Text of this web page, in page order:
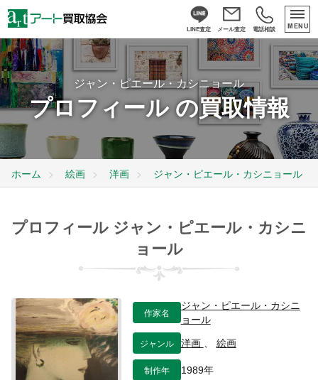
LINE査定 メール査定 電話相談 MENU
ジャン・ピエール・カシニョール
プロフィール の買取情報
ホーム 絵画 洋画 ジャン・ピエール・カシニョール
プロフィール ジャン・ピエール・カシニ
ョール
作家名
ジャン・ピエール・カシニ
ョール
ジャンル 洋画 絵画
制作年 1989年